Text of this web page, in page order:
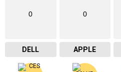
0
DELL
0
APPLE